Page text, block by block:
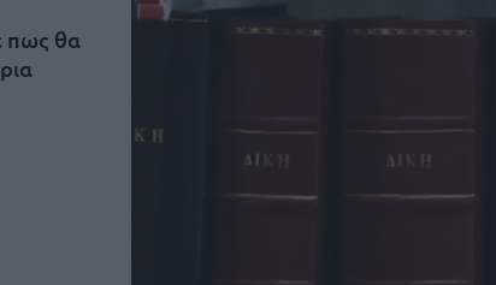
πως θα